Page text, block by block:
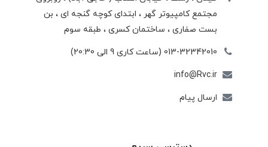
مجتمع كامپيوتر گهر ، ابتدای كوچه گنجه ای ، بن
بست صفاری ، ساختمان كسری ، طبقه سوم
013-32342010 (ساعت کاری 9 الی 20:30)
info@Rvc.ir
ارسال پیام